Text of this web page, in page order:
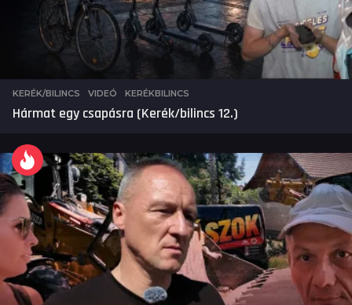
KERÉK/BILINCS ,VIDEÓ KERÉKBILINCS
Hármat egy csapásra (Kerék/bilincs 12.)